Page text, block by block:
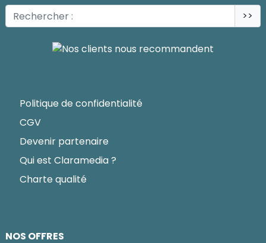
>>
Politique de confidentialité
CGV
Devenir partenaire
Qui est Claramedia ?
Charte qualité
NOS OFFRES